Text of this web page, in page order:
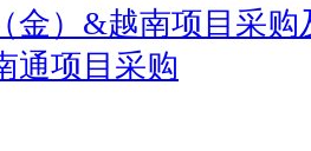
金）&越南项目采购
通项目采购